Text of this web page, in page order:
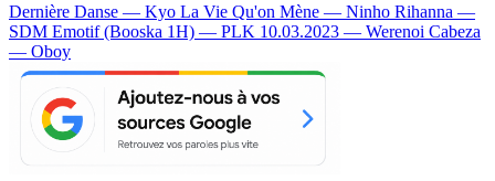
Dernière Danse — Kyo La Vie Qu'on Mène — Ninho Rihanna —
SDM Emotif (Booska 1H) — PLK 10.03.2023 — Werenoi Cabeza
— Oboy